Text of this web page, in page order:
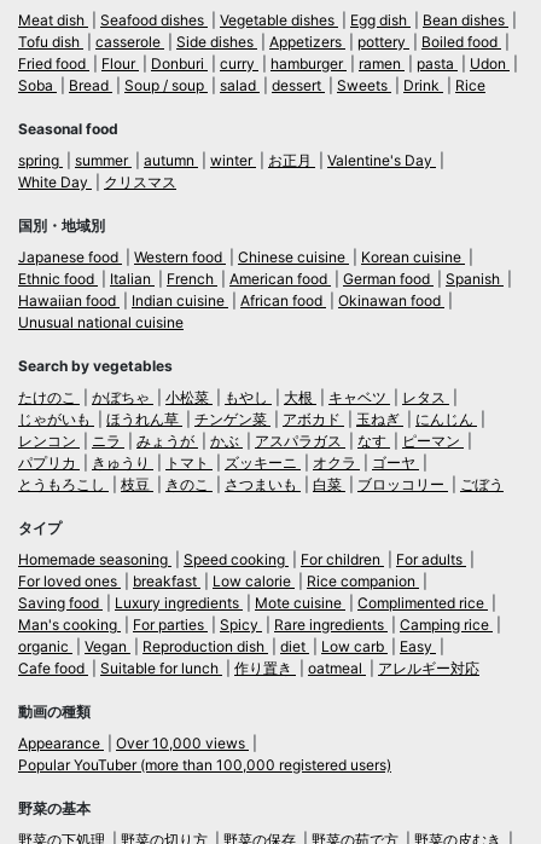
Meat dish
Seafood dishes Vegetable dishes Egg dish
Bean dishes
Tofu dish
casserole Side dishes Appetizers pottery
Boiled food
Fried food
Flour Donburi curry hamburger ramen pasta
Udon
Soba
Bread Soup / soup salad dessert Sweets Drink Rice
Seasonal food
spring
summer autumn winter お正月
Valentine's Day
White Day
クリスマス
国別・地域別
Japanese food
Western food Chinese cuisine
Korean cuisine
Ethnic food
Italian French American food German food
Spanish
Hawaiian food
Indian cuisine African food
Okinawan food
Unusual national cuisine
Search by vegetables
たけのこ
かぼちゃ 小松菜 もやし 大根 キャベツ
レタス
じゃがいも
ほうれん草 チンゲン菜 アボカド 玉ねぎ
にんじん
レンコン
ニラ みょうが かぶ アスパラガス なす
ピーマン
パプリカ
きゅうり トマト ズッキーニ オクラ
ゴーヤ
とうもろこし
枝豆 きのこ さつまいも 白菜 ブロッコリー ごぼう
タイプ
Homemade seasoning
Speed cooking For children
For adults
For loved ones
breakfast Low calorie
Rice companion
Saving food
Luxury ingredients Mote cuisine
Complimented rice
Man's cooking
For parties Spicy Rare ingredients
Camping rice
organic
Vegan Reproduction dish diet Low carb
Easy
Cafe food
Suitable for lunch 作り置き oatmeal アレルギー対応
動画の種類
Appearance
Over 10,000 views
Popular YouTuber (more than 100,000 registered users)
野菜の基本
野菜の下処理
野菜の切り方 野菜の保存 野菜の茹で方 野菜の皮むき